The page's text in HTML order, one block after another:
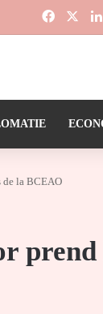
Facebook
de la BCEAO
prend